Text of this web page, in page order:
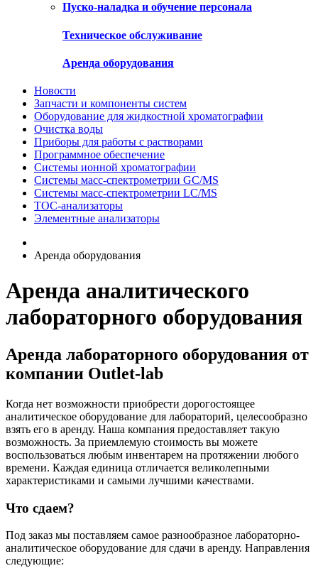
Пуско-наладка и обучение персонала
Техническое обслуживание
Аренда оборудования
Новости
Запчасти и компоненты систем
Оборудование для жидкостной хроматографии
Очистка воды
Приборы для работы с растворами
Программное обеспечение
Системы ионной хроматографии
Системы масс-спектрометрии GC/MS
Системы масс-спектрометрии LC/MS
ТОС-анализаторы
Элементные анализаторы
Аренда оборудования
Аренда аналитического
лабораторного оборудования
Аренда лабораторного оборудования от
компании Outlet-lab
Когда нет возможности приобрести дорогостоящее
аналитическое оборудование для лабораторий, целесообразно
взять его в аренду. Наша компания предоставляет такую
возможность. За приемлемую стоимость вы можете
воспользоваться любым инвентарем на протяжении любого
времени. Каждая единица отличается великолепными
характеристиками и самыми лучшими качествами.
Что сдаем?
Под заказ мы поставляем самое разнообразное лабораторно-
аналитическое оборудование для сдачи в аренду. Направления
следующие: